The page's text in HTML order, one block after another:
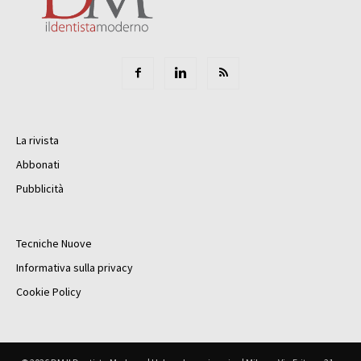
La rivista
Abbonati
Pubblicità
Tecniche Nuove
Informativa sulla privacy
Cookie Policy